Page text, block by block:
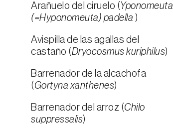
Arañuelo del ciruelo (Yponomeuta
(=Hyponomeuta) padella )
Avispilla de las agallas del
castaño (Dryocosmus kuriphilus)
Barrenador de la alcachofa
(Gortyna xanthenes)
Barrenador del arroz (Chilo
suppressalis)